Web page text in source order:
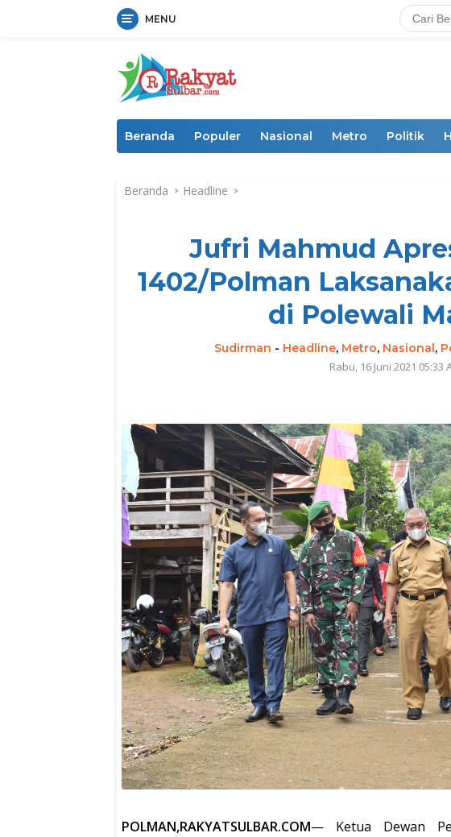
MENU
Beranda Populer Nasional Metro Politik
Beranda Headline
Jufri Mahmud
1402/Polman
di Polewali
Sudirman - Headline, Metro, Nasional,
Rabu, 16 Juni 2021 05:33
POLMAN,RAKYATSULBAR.COM— Ketua Dewan